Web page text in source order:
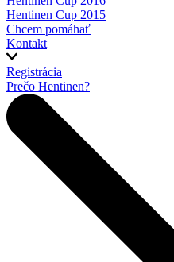
Hentinen Cup 2015
Chcem pomáhať
Kontakt
Registrácia
Prečo Hentinen?